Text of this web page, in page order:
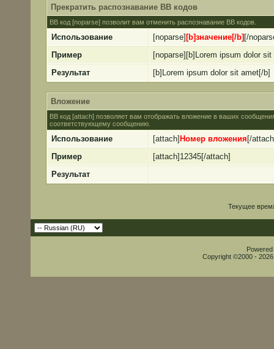
Прекратить распознавание BB кодов
BB код [noparse] позволит вам отменить распознавание BB кодов.
Использование [noparse] [b]значение[/b] [/
Пример
[noparse][b]Lorem ipsum dolor
Результат
[b]Lorem ipsum dolor sit amet[/b]
Вложение
BB код [attach] позволяет вам отображать вложение в ваших
соответствующему сообщению.
Использование [attach] Номер вложения [/
Пример
[attach]12345[/attach]
Результат
Текущее
Copyright ©2000 -